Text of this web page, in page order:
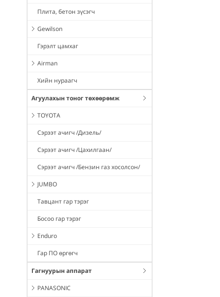
Плита, бетон зүсэгч
Gewilson
Гэрэлт цамхаг
Airman
Хийн нураагч
Агуулахын тоног төхөөрөмж
TOYOTA
Сэрээт ачигч /Дизель/
Сэрээт ачигч /Цахилгаан/
Сэрээт ачигч /Бензин газ хосолсон/
JUMBO
Тавцант гар тэрэг
Босоо гар тэрэг
Enduro
Гар ПО өргөгч
Гагнуурын аппарат
PANASONIC